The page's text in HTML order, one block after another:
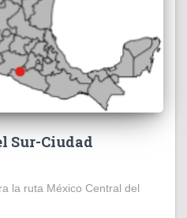
Sur-Ciudad
la ruta México Central del